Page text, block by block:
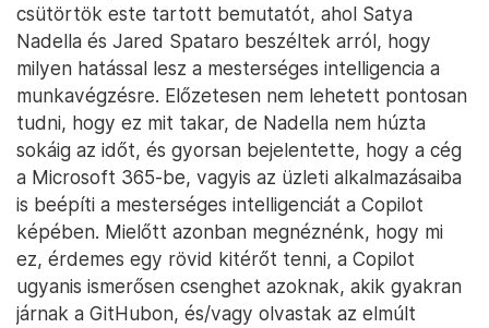
csütörtök este tartott bemutatót, ahol Satya
Nadella és Jared Spataro beszéltek arról, hogy
milyen hatással lesz a mesterséges intelligencia a
munkavégzésre. Előzetesen nem lehetett pontosan
tudni, hogy ez mit takar, de Nadella nem húzta
sokáig az időt, és gyorsan bejelentette, hogy a cég
a Microsoft 365-be, vagyis az üzleti alkalmazásaiba
is beépíti a mesterséges intelligenciát a Copilot
képében. Mielőtt azonban megnéznénk, hogy mi
ez, érdemes egy rövid kitérőt tenni, a Copilot
ugyanis ismerősen csenghet azoknak, akik gyakran
járnak a GitHubon, és/vagy olvastak az elmúlt